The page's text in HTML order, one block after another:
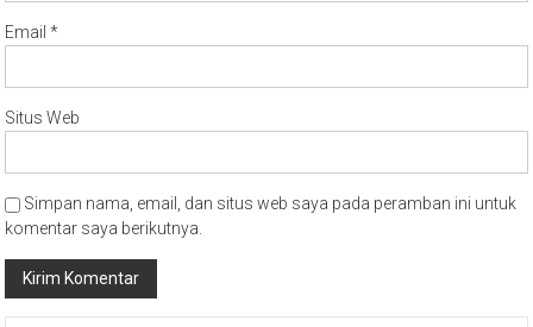
Email*
Situs Web
Simpan nama, email, dan situs web saya pada peramban ini untuk
komentar saya berikutnya.